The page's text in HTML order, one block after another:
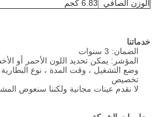
الوزن الصافي 6.83 كجم
خدماتنا
الضمان: 3 سنوات
المؤشر: يمكن تحديد اللون الأحمر أو
وضع التشغيل ، وقت المدة ، نوع البطارية
تخصيص
لا نقدم عينات مجانية ولكننا سنعوض